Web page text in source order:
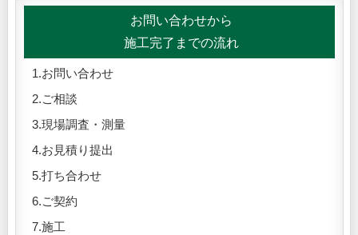
お問い合わせから
施工完了までの流れ
1.お問い合わせ
2.ご相談
3.現場調査・測量
4.お見積り提出
5.打ち合わせ
6.ご契約
7.施工